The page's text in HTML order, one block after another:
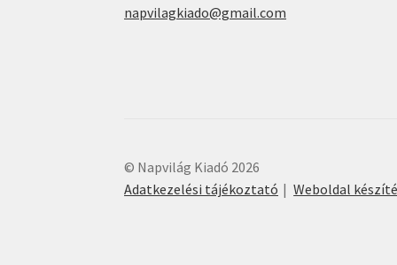
napvilagkiado@gmail.com
© Napvilág Kiadó 2026
Adatkezelési tájékoztató
Weboldal